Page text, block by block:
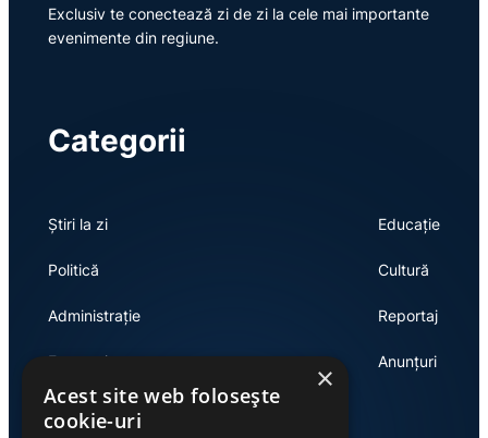
Exclusiv te conectează zi de zi la cele mai importante
evenimente din regiune.
Categorii
Știri la zi
Politică
Administrație
Economie
Educație
Cultură
Reportaj
Anunțuri
×
Acest site web folosește
cookie-uri